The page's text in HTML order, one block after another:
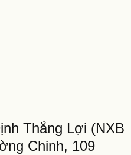
Thắng Lợi (NXB
Chinh, 109